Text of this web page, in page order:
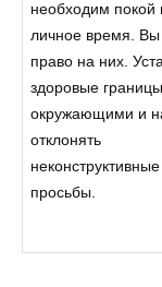
необходим покой
личное время.
право на них.
здоровые
окружающими и
отклонять
неконструктивные
просьбы.